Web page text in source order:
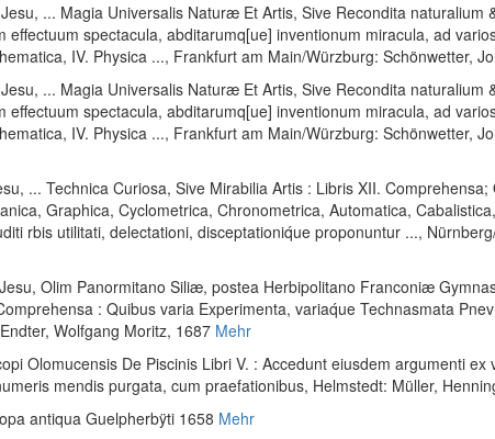
... Magia Universalis Naturæ Et Artis, Sive Recondita
effectuum spectacula, abditarumq[ue] inventionum miracula, ad
IV. Physica ..., Frankfurt am Main/Würzburg: Schönwetter,
... Magia Universalis Naturæ Et Artis, Sive Recondita
effectuum spectacula, abditarumq[ue] inventionum miracula, ad
IV. Physica ..., Frankfurt am Main/Würzburg: Schönwetter,
... Technica Curiosa, Sive Mirabilia Artis : Libris XII.
Graphica, Cyclometrica, Chronometrica, Automatica,
rbis utilitati, delectationi, disceptationiq́ue proponuntur ...,
Olim Panormitano Siliæ, postea Herbipolitano Franconiæ
: Quibus varia Experimenta, variaq́ue Technasmata
Wolfgang Moritz, 1687 Mehr
Olomucensis De Piscinis Libri V. : Accedunt eiusdem argumenti
mendis purgata, cum praefationibus, Helmstedt: Müller,
antiqua Guelpherbÿti 1658 Mehr